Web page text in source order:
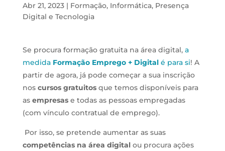
Abr 21, 2023| Formação, Informática, Presença
Digital e Tecnologia
Se procura formação gratuita na área digital, a
medida Formação Emprego + Digitalé para si! A
partir de agora, já pode começar a sua inscrição
nos cursos gratuitosque temos disponíveis para
as empresase todas as pessoas empregadas
(com vínculo contratual de emprego).
Por isso, se pretende aumentar as suas
competências na área digitalou procura ações